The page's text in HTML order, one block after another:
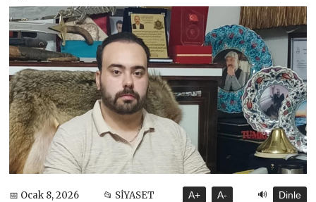
📅 Ocak 8, 2026 📂 SİYASET A+ A- 🔊 Dinle